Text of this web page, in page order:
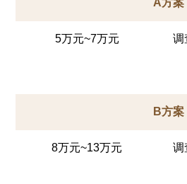
5万元~7万元
调
B方案
8万元~13万元
调